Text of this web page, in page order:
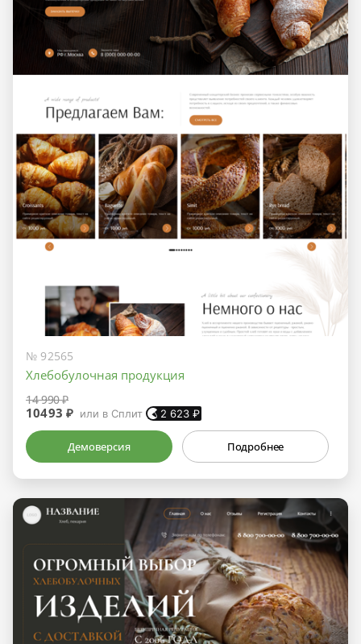
№ 92565
Хлебобулочная продукция
14 990 ₽
10493 ₽ или в Сплит 2 623 ₽
Демоверсия Подробнее